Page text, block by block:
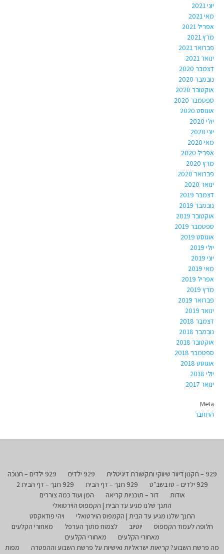
יוני 2021
מאי 2021
אפריל 2021
מרץ 2021
פברואר 2021
ינואר 2021
דצמבר 2020
נובמבר 2020
אוקטובר 2020
ספטמבר 2020
אוגוסט 2020
יולי 2020
יוני 2020
מאי 2020
אפריל 2020
מרץ 2020
פברואר 2020
ינואר 2020
דצמבר 2019
נובמבר 2019
אוקטובר 2019
ספטמבר 2019
אוגוסט 2019
יולי 2019
יוני 2019
מאי 2019
אפריל 2019
מרץ 2019
פברואר 2019
ינואר 2019
דצמבר 2018
נובמבר 2018
אוקטובר 2018
ספטמבר 2018
אוגוסט 2018
יולי 2018
ינואר 2017
Meta
התחבר
929 – תקנון דיוור שיווקי ותקשורת דיגיטלית 929 ילדים
929 ילדים – חנוכה
929 ילדים – טו בשב"ט
929 תנך – דף הבית
929 תנך – דף הבית 2
אודות
דור – תוכניות קריאה
המן ועוד כמה צוררים
התנך שלנו מגיע עד הבית | הקמפוס הוירטואלי
התנך שלנו מגיע עד הבית | הקמפוס הוירטואלי
ויהי פודאקסט
חלופה לעמוד הקמפוס
יוטיוב לצמוח מתוך הערפל
מאחורי הקלעים
מאחורי הקלעים
מאחורי הקלעים
מה פרשת השבוע? קריאות ישראליות ואישיות על פרשת השבוע וההפטרה
מפות